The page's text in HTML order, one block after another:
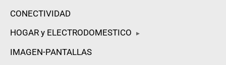
CONECTIVIDAD
HOGAR y ELECTRODOMESTICO
▸
IMAGEN-PANTALLAS